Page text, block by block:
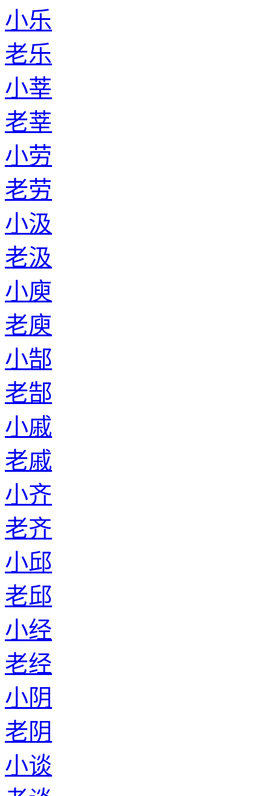
小乐
老乐
小莘
老莘
小劳
老劳
小汲
老汲
小庾
老庾
小郜
老郜
小戚
老戚
小齐
老齐
小邱
老邱
小经
老经
小阴
老阴
小谈